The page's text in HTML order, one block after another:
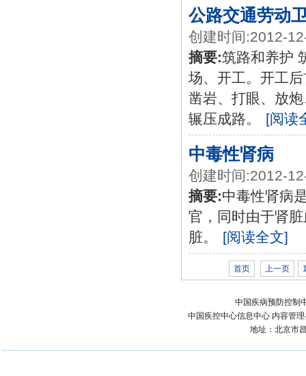
公路交通劳动
创建时间:2012-
摘要:筑路和养护
场、开工。开工
凿岩、打眼、放
辗压成路。
[阅读
中毒性肾病
创建时间:2012-
摘要:中毒性肾病
官，同时由于肾
脏。
[阅读全文]
首页 上一页
中国疾病预防控制
中国疾控中心信息中心 内容管
地址：北京市